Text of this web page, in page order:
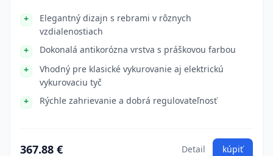
Elegantný dizajn s rebrami v rôznych
vzdialenostiach
Dokonalá antikorózna vrstva s práškovou farbou
Vhodný pre klasické vykurovanie aj elektrickú
vykurovaciu tyč
Rýchle zahrievanie a dobrá regulovateľnosť
367.88 € Detail kúpiť